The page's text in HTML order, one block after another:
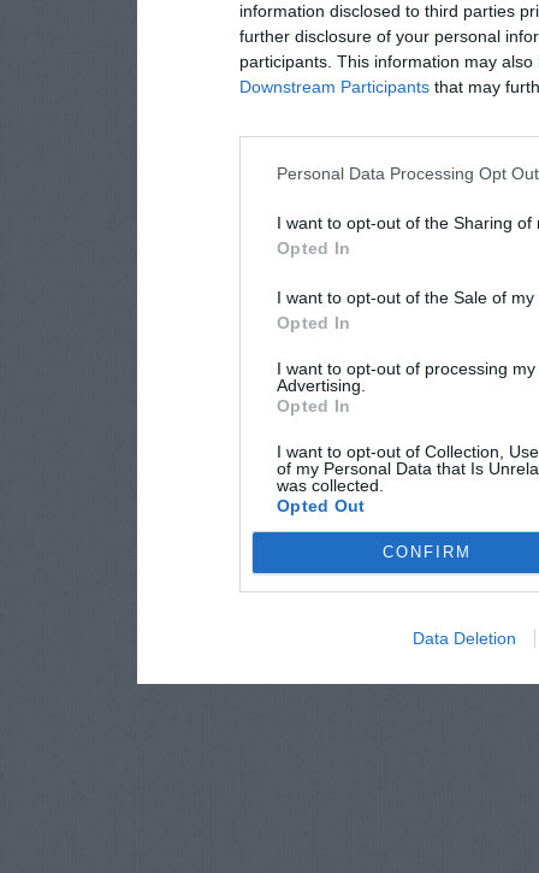
information disclosed to third parties
further disclosure of your personal
participants. This information may
Downstream Participants that may
Personal Data Processing Opt
I want to opt-out of the Sharing of
Opted In
I want to opt-out of the Sale of
Opted In
I want to opt-out of processing
Advertising.
Opted In
I want to opt-out of Collection,
of my Personal Data that Is
was collected.
Opted Out
CONFIRM
Data Deletion